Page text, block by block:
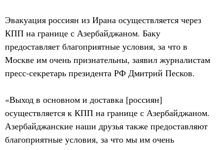
Эвакуация россиян из Ирана осуществляется через
КПП на границе с Азербайджаном. Баку
предоставляет благоприятные условия, за что в
Москве им очень признательны, заявил журналистам
пресс-секретарь президента РФ Дмитрий Песков.
«Выход в основном и доставка [россиян]
осуществляется к КПП на границе с Азербайджаном.
Азербайджанские наши друзья также предоставляют
благоприятные условия, за что мы им очень